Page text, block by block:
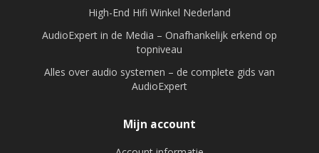
betrouwbare audio belangrijk zijn.
Deze luidsprekers leveren consistente prestaties zonder
High-End Hifi Winkel Nederland
AudioExpert in de Media – Onafhankelijk erkend op
topniveau
Alles over audio systemen – de complete gids van
AudioExpert
Mijn account